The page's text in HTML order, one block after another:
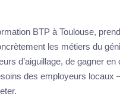
BTP à Toulouse,
les métiers du
d’aiguillage, de gagner en
des employeurs locaux